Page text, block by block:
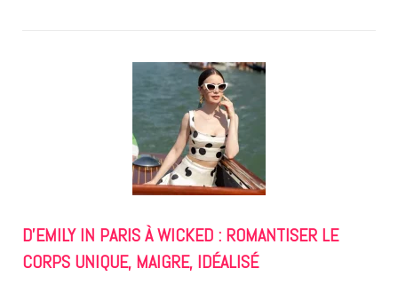
D’EMILY IN PARIS À WICKED : ROMANTISER LE
CORPS UNIQUE, MAIGRE, IDÉALISÉ